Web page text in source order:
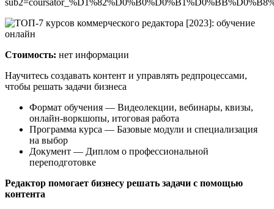
Стоимость: нет информации
Научитесь создавать контент и управлять редпроцессами,
чтобы решать задачи бизнеса
Формат обучения — Видеолекции, вебинары, квизы,
онлайн-воркшопы, итоговая работа
Программа курса — Базовые модули и специализация
на выбор
Документ — Диплом о профессиональной
переподготовке
Редактор помогает бизнесу решать задачи с помощью
контента